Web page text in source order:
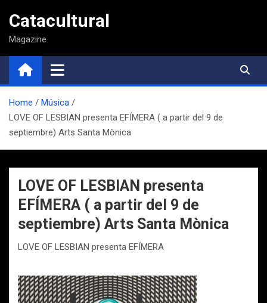
contenido
Catacultural
Magazine
Home
Música
LOVE OF LESBIAN presenta EFÍMERA ( a partir del 9 de
septiembre) Arts Santa Mònica
LOVE OF LESBIAN presenta
EFÍMERA ( a partir del 9 de
septiembre) Arts Santa Mònica
LOVE OF LESBIAN presenta EFÍMERA